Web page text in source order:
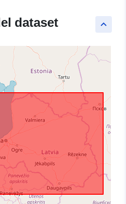
keyboard_arrow_up
dataset